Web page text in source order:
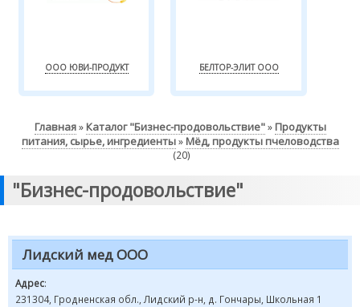
ООО ЮВИ-ПРОДУКТ БЕЛТОР-ЭЛИТ ООО
Главная» Каталог "Бизнес-продовольствие"» Продукты
питания, сырье, ингредиенты» Мёд, продукты пчеловодства
(20)
"Бизнес-продовольствие"
Лидский мед ООО
Адрес:
231304, Гродненская обл., Лидский р-н, д. Гончары, Школьная 1